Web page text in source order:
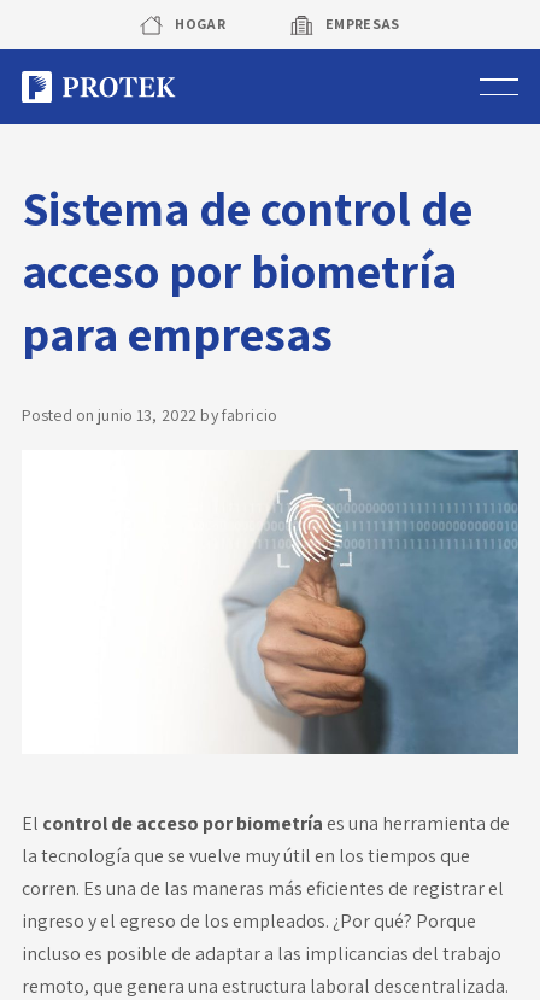
content
HOGAR EMPRESAS
Sistema de cámaras
Rastreo vehicular GPS
Protek Personas
Corredora de seguros
Sobre Protek
Trabaja con nosotros
Novedades
Faq
Contacto
Sistema de control de
acceso por biometría
para empresas
Posted onjunio 13, 2022 byfabricio
El control de acceso por biometría es una herramienta de
la tecnología que se vuelve muy útil en los tiempos que
corren. Es una de las maneras más eficientes de registrar el
ingreso y el egreso de los empleados. ¿Por qué? Porque
incluso es posible de adaptar a las implicancias del trabajo
remoto, que genera una estructura laboral descentralizada.